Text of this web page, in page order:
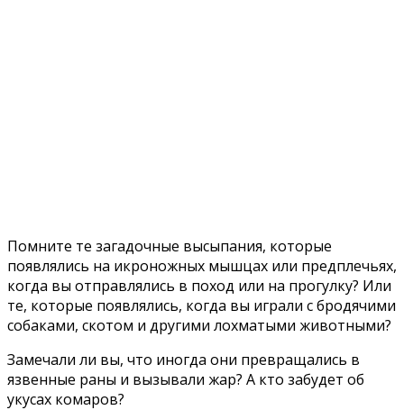
Помните те загадочные высыпания, которые
появлялись на икроножных мышцах или предплечьях,
когда вы отправлялись в поход или на прогулку? Или
те, которые появлялись, когда вы играли с бродячими
собаками, скотом и другими лохматыми животными?
Замечали ли вы, что иногда они превращались в
язвенные раны и вызывали жар? А кто забудет об
укусах комаров?